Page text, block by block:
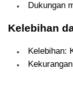
Dukungan
Kelebihan
Kelebihan: